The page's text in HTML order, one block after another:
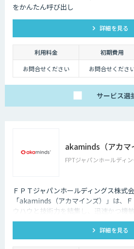
をかんたん呼び出し
詳細を見る
利用料金 初期費用
お問合せください
お問合せくださ
サービス選
akaminds（アカマ
FPTジャパンホールディ
ＦＰＴジャパンホールディングス株式
「akaminds（アカマインズ）」は、
ウハウと技術力を結集し、迅速かつ機
力のある価格でお客様のデジタルトラ
詳細を見る